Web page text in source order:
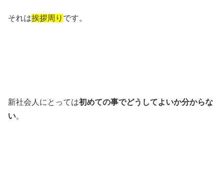
それは挨拶周り です。
新社会人にとっては初めての事でどうしてよいか分からな
い。